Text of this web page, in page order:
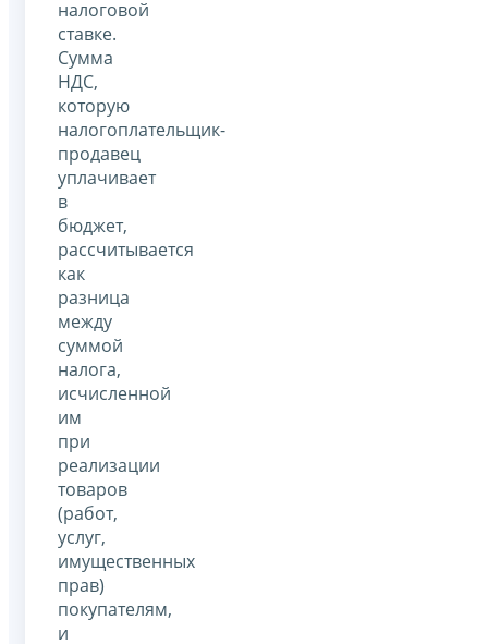
налоговой
ставке.
Сумма
НДС,
которую
налогоплательщик-
продавец
уплачивает
в
бюджет,
рассчитывается
как
разница
между
суммой
налога,
исчисленной
им
при
реализации
товаров
(работ,
услуг,
имущественных
прав)
покупателям,
и